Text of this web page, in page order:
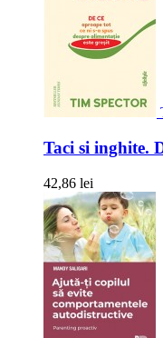
Taci si inghite.
42,86 lei